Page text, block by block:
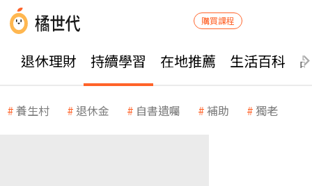
購買課程
退休理財 持續學習 在地推薦 生活百科
養生村 退休金 自書遺囑 補助 獨老